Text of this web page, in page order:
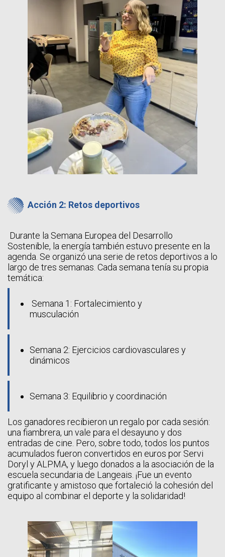
Acción 2: Retos deportivos
Durante la Semana Europea del Desarrollo
Sostenible, la energía también estuvo presente en la
agenda. Se organizó una serie de retos deportivos a lo
largo de tres semanas. Cada semana tenía su propia
temática:
Semana 1: Fortalecimiento y
musculación
Semana 2: Ejercicios cardiovasculares y
dinámicos
Semana 3: Equilibrio y coordinación
Los ganadores recibieron un regalo por cada sesión:
una fiambrera, un vale para el desayuno y dos
entradas de cine. Pero, sobre todo, todos los puntos
acumulados fueron convertidos en euros por Servi
Doryl y ALPMA, y luego donados a la asociación de la
escuela secundaria de Langeais. ¡Fue un evento
gratificante y amistoso que fortaleció la cohesión del
equipo al combinar el deporte y la solidaridad!